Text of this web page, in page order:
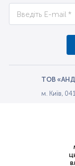
ТОВ
м. Київ,